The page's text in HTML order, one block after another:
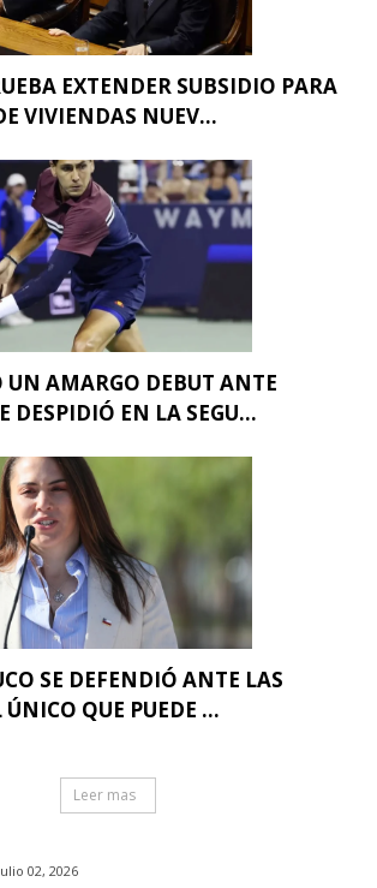
EXTENDER SUBSIDIO PARA
VIVIENDAS NUEV...
UN AMARGO DEBUT ANTE
DESPIDIÓ EN LA SEGU...
SE DEFENDIÓ ANTE LAS
ÚNICO QUE PUEDE ...
Leer mas
02, 2026